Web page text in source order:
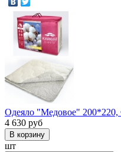
Одеяло "Медовое"
4 630 руб
шт